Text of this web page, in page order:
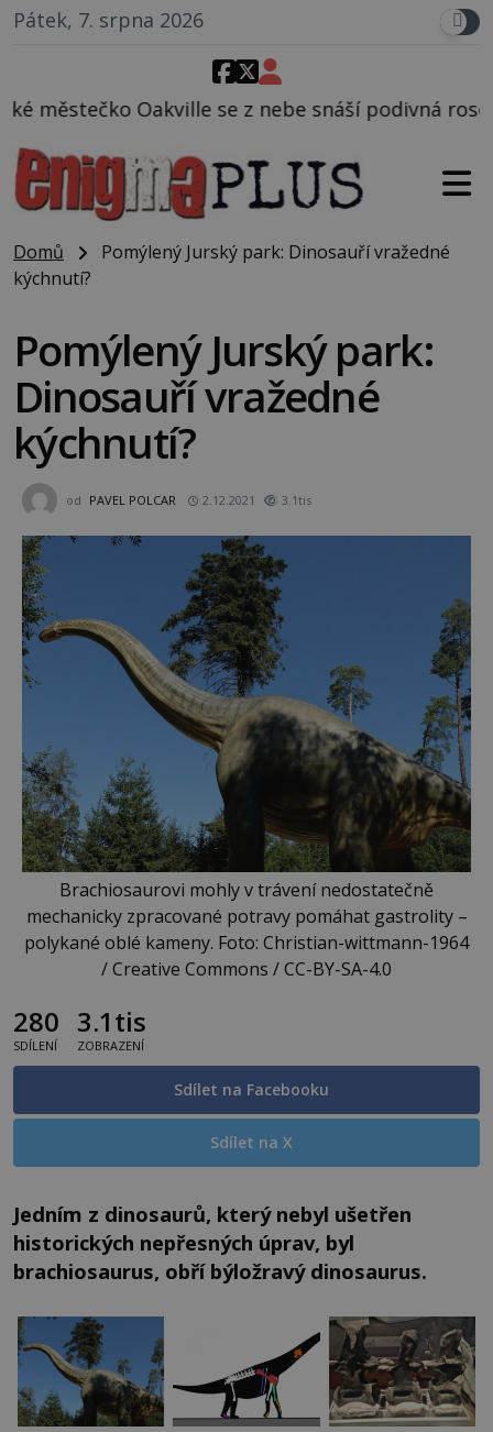
Pátek, 7. srpna 2026
se z nebe snáší podivná rosolovitá látka
Domů
Pomýlený Jurský park: Dinosauří vražedné
kýchnutí?
Pomýlený Jurský park:
Dinosauří vražedné
kýchnutí?
od PAVEL POLCAR 2.12.2021 3.1tis
Brachiosaurovi mohly v trávení nedostatečně
mechanicky zpracované potravy pomáhat gastrolity –
polykané oblé kameny. Foto: Christian-wittmann-1964
/ Creative Commons / CC-BY-SA-4.0
280
SDÍLENÍ
3.1tis
ZOBRAZENÍ
Sdílet na Facebooku
Sdílet na X
Jedním z dinosaurů, který nebyl ušetřen
historických nepřesných úprav, byl
brachiosaurus, obří býložravý dinosaurus.